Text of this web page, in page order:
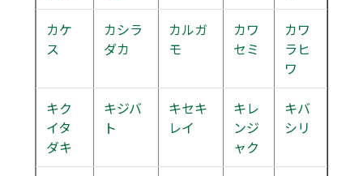
カケ
ス
カシラ
ダカ
カルガ
モ
カワ
セミ
カワ
ラヒ
ワ
キク
イタ
ダキ
キジバ
ト
キセキ
レイ
キレ
ンジ
ャク
キバ
シリ